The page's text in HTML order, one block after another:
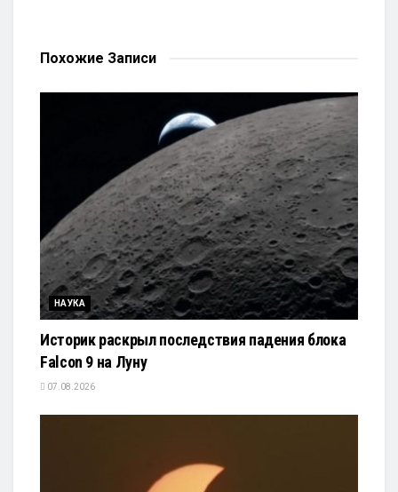
Похожие Записи
НАУКА
Историк раскрыл последствия падения блока
Falcon 9 на Луну
07.08.2026